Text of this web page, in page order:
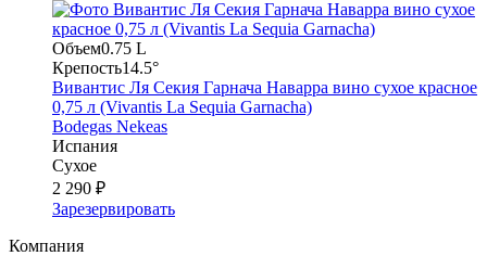
Объем0.75 L
Крепость14.5°
Вивантис Ля Секия Гарнача Наварра вино сухое красное
0,75 л (Vivantis La Sequia Garnacha)
Bodegas Nekeas
Испания
Сухое
2 290 ₽
Зарезервировать
Компания